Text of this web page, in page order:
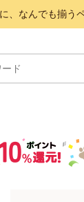
、なんでも揃う